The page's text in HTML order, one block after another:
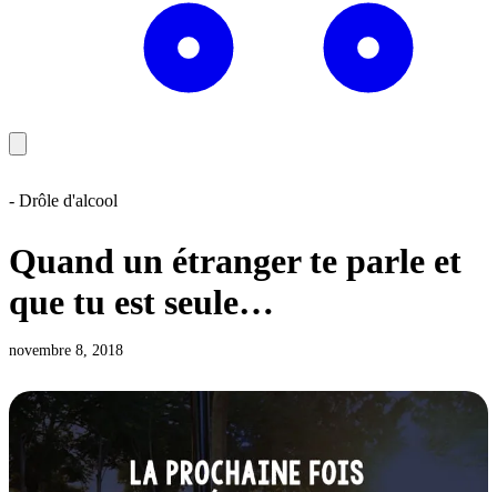
- Drôle d'alcool
Quand un étranger te parle et
que tu est seule…
novembre 8, 2018